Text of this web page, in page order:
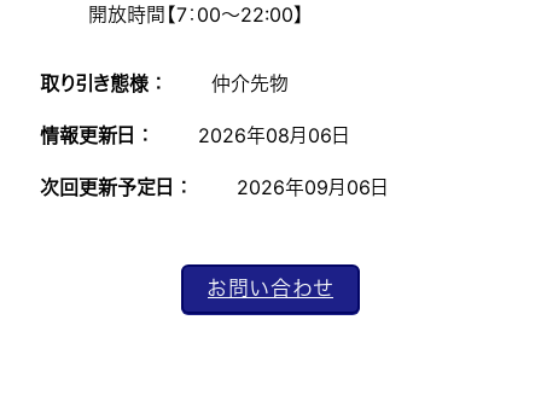
開放時間【7：00～22:00】
取り引き態様 ： 仲介先物
情報更新日 ： 2026年08月06日
次回更新予定日 ： 2026年09月06日
お問い合わせ